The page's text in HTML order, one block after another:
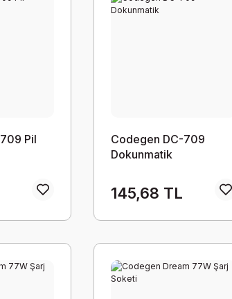
Pil
Codegen DC-709
Dokunmatik
145,68 TL